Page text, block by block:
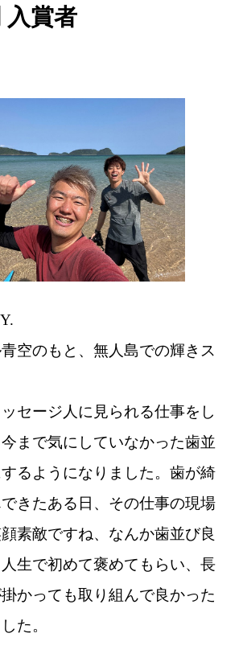
入賞者
青空のもと、無人島での輝きス
セージ 人に見られる仕事をし
まで気にしていなかった歯並
るようになりました。歯が綺
きたある日、その仕事の現場
素敵ですね、なんか歯並び良
生で初めて褒めてもらい、長
かっても取り組んで良かった
た。